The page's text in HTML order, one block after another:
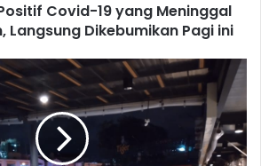
Covid-19 yang Meninggal
Langsung Dikebumikan Pagi ini